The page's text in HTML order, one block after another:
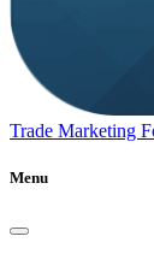
Trade Marketing
Menu